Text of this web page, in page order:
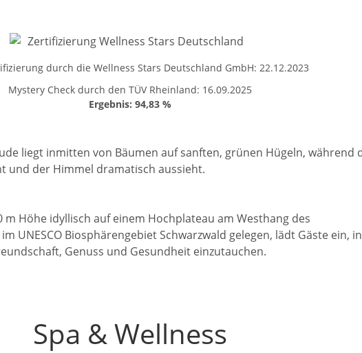
durch die Wellness Stars Deutschland GmbH: 22.12.2023
Mystery Check durch den TÜV Rheinland: 16.09.2025
Ergebnis: 94,83 %
1 / 10
m Höhe idyllisch auf einem Hochplateau am Westhang des
UNESCO Biosphärengebiet Schwarzwald gelegen, lädt Gäste ein, in
Genuss und Gesundheit einzutauchen.
Spa & Wellness